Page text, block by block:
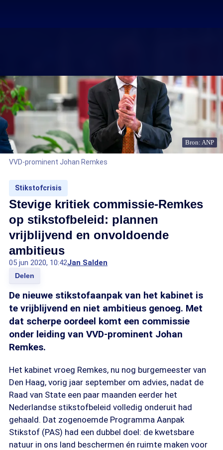
Bron: ANP
VVD-prominent Johan Remkes
Stikstofcrisis
Stevige kritiek commissie-Remkes
op stikstofbeleid: plannen
vrijblijvend en onvoldoende
ambitieus
05 jun 2020, 10:42Jan Salden
Delen
De nieuwe stikstofaanpak van het kabinet is
te vrijblijvend en niet ambitieus genoeg. Met
dat scherpe oordeel komt een commissie
onder leiding van VVD-prominent Johan
Remkes.
Het kabinet vroeg Remkes, nu nog burgemeester van
Den Haag, vorig jaar september om advies, nadat de
Raad van State een paar maanden eerder het
Nederlandse stikstofbeleid volledig onderuit had
gehaald. Dat zogenoemde Programma Aanpak
Stikstof (PAS) had een dubbel doel: de kwetsbare
natuur in ons land beschermen én ruimte maken voor